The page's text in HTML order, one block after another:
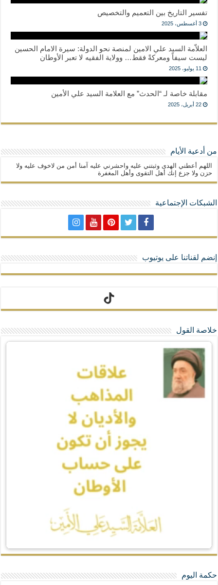
تفسير التاريخ بين التعميم والتخصيص
3 أغسطس، 2025
العلاّمة السيد علي الامين لمنصة نحو الدولة: سيرة الامام الحسين
ليست سيفاً ومعركةً فقط… وولاية الفقيه لا تعبر الأوطان
11 يوليو، 2025
مقابلة خاصة لـ “الحدث” مع العلامة السيد علي الأمين
22 أبريل، 2025
من أدعية الأيام
اللهم أعطني الهدى وثبتني عليه واحشرني عليه آمنا أمن من لاخوف عليه ولا
حزن ولا جزع إنك أهل التقوى وأهل المغفرة
الشبكات الإجتماعية
إنضم لقناتنا على يوتيوب
تيك توك
خلاصة القول
حكمة اليوم